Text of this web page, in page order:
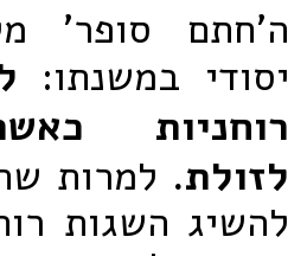
ה'חתם סופר'
יסודי במשנתו:
רוחניות
לזולת. למרות
להשיג השגות